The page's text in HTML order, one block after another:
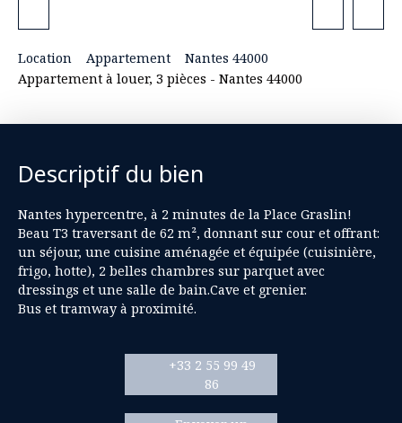
Location Appartement
Nantes 44000
Appartement à louer, 3 pièces - Nantes 44000
Descriptif du bien
Nantes hypercentre, à 2 minutes de la Place Graslin!
Beau T3 traversant de 62 m², donnant sur cour et offrant:
un séjour, une cuisine aménagée et équipée (cuisinière,
frigo, hotte), 2 belles chambres sur parquet avec
dressings et une salle de bain.Cave et grenier.
Bus et tramway à proximité.
+33 2 55 99 49
86